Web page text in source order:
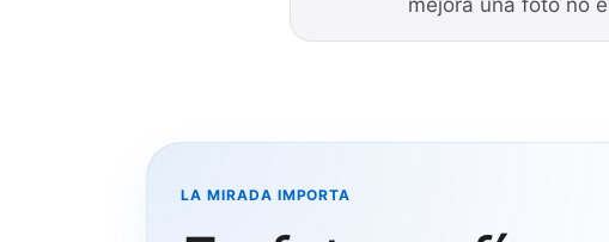
LA MIRADA IMPORTA